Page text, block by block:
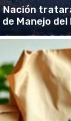
Nación
de Manejo del